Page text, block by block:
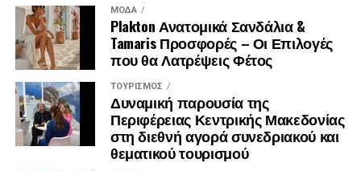
ΜΌΔΑ
Plakton Ανατομικά Σανδάλια &
Tamaris Προσφορές – Οι Επιλογές
που θα Λατρέψεις Φέτος
ΤΟΥΡΙΣΜΌΣ
Δυναμική παρουσία της
Περιφέρειας Κεντρικής Μακεδονίας
στη διεθνή αγορά συνεδριακού και
θεματικού τουρισμού